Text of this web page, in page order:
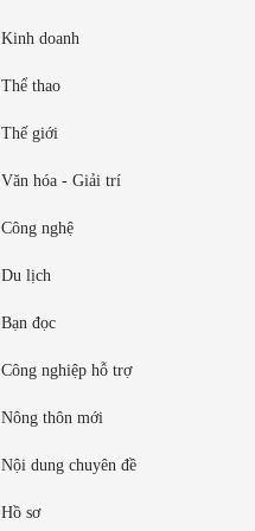
Kinh doanh
Thể thao
Thế giới
Văn hóa - Giải trí
Công nghệ
Du lịch
Bạn đọc
Công nghiệp hỗ trợ
Nông thôn mới
Nội dung chuyên đề
Hồ sơ